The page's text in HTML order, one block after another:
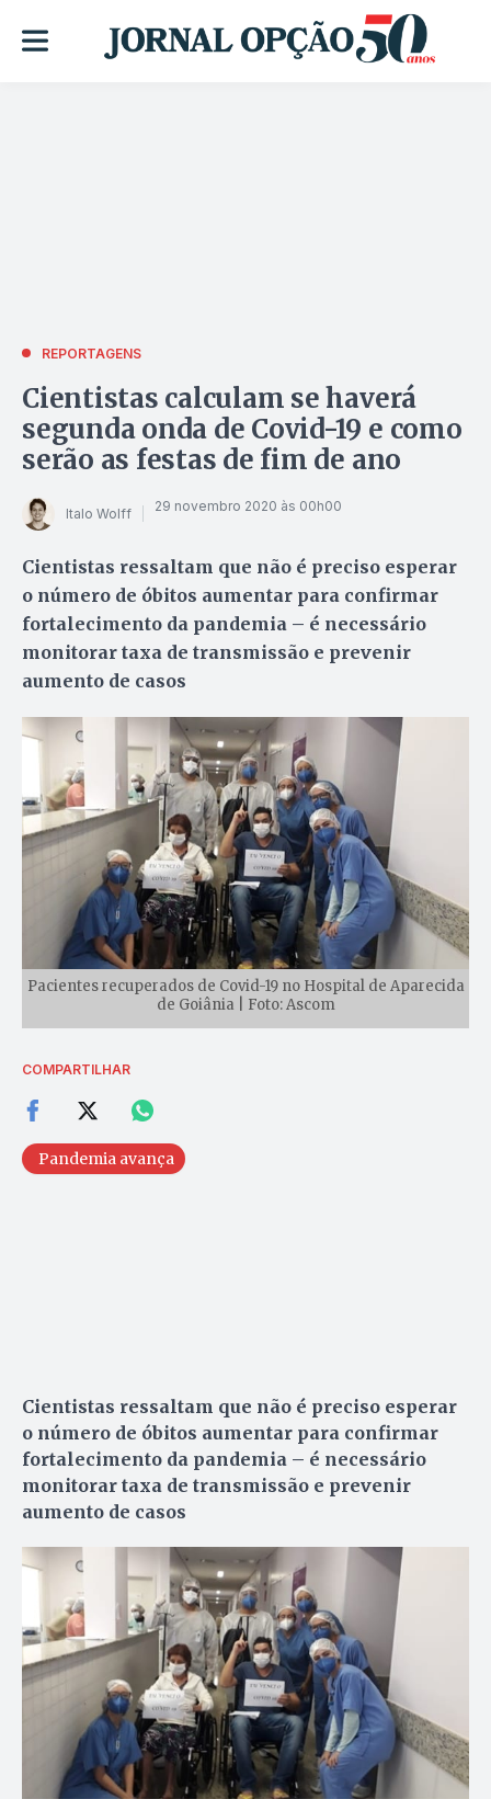
REPORTAGENS
Cientistas calculam se haverá
segunda onda de Covid-19 e como
serão as festas de fim de ano
Italo Wolff 29 novembro 2020 às 00h00
Cientistas ressaltam que não é preciso esperar
o número de óbitos aumentar para confirmar
fortalecimento da pandemia – é necessário
monitorar taxa de transmissão e prevenir
aumento de casos
Pacientes recuperados de Covid-19 no Hospital de Aparecida
de Goiânia | Foto: Ascom
COMPARTILHAR
Pandemia avança
Cientistas ressaltam que não é preciso esperar
o número de óbitos aumentar para confirmar
fortalecimento da pandemia – é necessário
monitorar taxa de transmissão e prevenir
aumento de casos